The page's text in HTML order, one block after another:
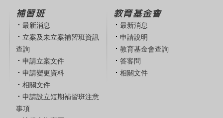
補習班
最新消息
立案及未立案補習班資訊
查詢
申請立案文件
申請變更資料
相關文件
申請設立短期補習班注意
事項
教育基金會
最新消息
申請說明
教育基金會查詢
答客問
相關文件